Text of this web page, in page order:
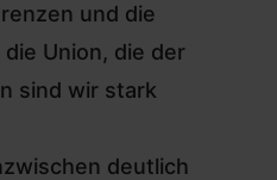
und die
Union, die der
sind wir stark
deutlich